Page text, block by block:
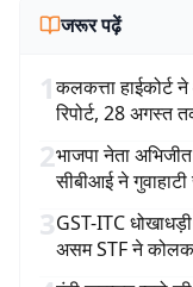
जरूर पढ़ें
1कलकत्ता
रिपोर्ट, 28 अगस्त
2भाजपा नेता
सीबीआई ने
3GST-ITC
असम STF ने